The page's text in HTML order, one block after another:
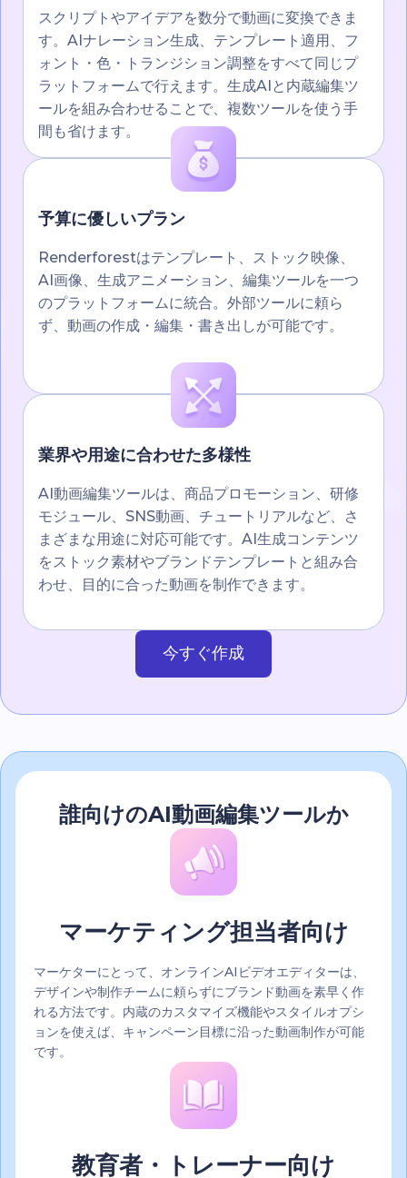
スクリプトやアイデアを数分で動画に変換できま
す。AIナレーション生成、テンプレート適用、フ
ォント・色・トランジション調整をすべて同じプ
ラットフォームで行えます。生成AIと内蔵編集ツ
ールを組み合わせることで、複数ツールを使う手
間も省けます。
予算に優しいプラン
Renderforestはテンプレート、ストック映像、
AI画像、生成アニメーション、編集ツールを一つ
のプラットフォームに統合。外部ツールに頼ら
ず、動画の作成・編集・書き出しが可能です。
業界や用途に合わせた多様性
AI動画編集ツールは、商品プロモーション、研修
モジュール、SNS動画、チュートリアルなど、さ
まざまな用途に対応可能です。AI生成コンテンツ
をストック素材やブランドテンプレートと組み合
わせ、目的に合った動画を制作できます。
今すぐ作成
誰向けのAI動画編集ツールか
マーケティング担当者向け
マーケターにとって、オンラインAIビデオエディターは、
デザインや制作チームに頼らずにブランド動画を素早く作
れる方法です。内蔵のカスタマイズ機能やスタイルオプシ
ョンを使えば、キャンペーン目標に沿った動画制作が可能
です。
教育者・トレーナー向け